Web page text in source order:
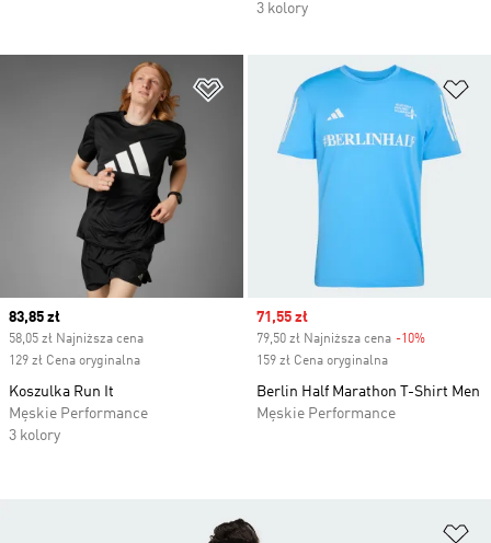
3 kolory
Dodaj do listy życzeń
Current price
83,85 zł
58,05 zł Najniższa cena
129 zł Cena oryginalna
Koszulka Run It
Męskie Performance
3 kolory
Sale price
71,55 zł
79,50 zł Najniższa cena -10%
159 zł Cena oryginalna
Berlin Half Marathon T-Shirt Men
Męskie Performance